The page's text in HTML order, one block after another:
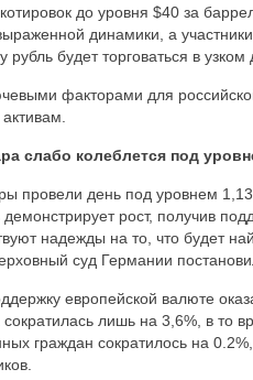
до уровня $40 за
динамики, а
рубль будет торговаться в
факторами для
слабо колеблется под
провели день под уровнем
рост, получив
надежды на то, что будет
суд Германии
европейской валюте
лишь на 3,6%, в то
граждан сократилось на